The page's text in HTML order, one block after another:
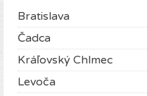
Bratislava
Čadca
Kráľovský Chlmec
Levoča